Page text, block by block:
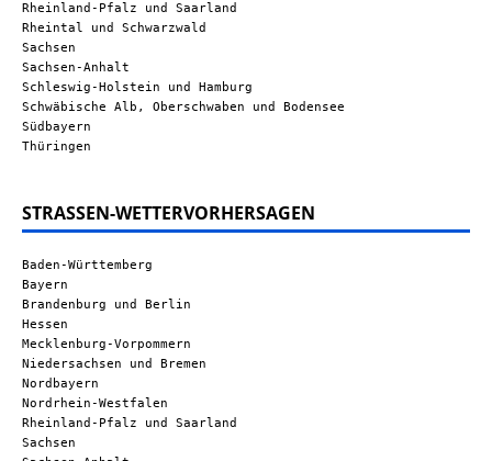
Rheinland-Pfalz und Saarland
Rheintal und Schwarzwald
Sachsen
Sachsen-Anhalt
Schleswig-Holstein und Hamburg
Schwäbische Alb, Oberschwaben und Bodensee
Südbayern
Thüringen
STRASSEN-WETTERVORHERSAGEN
Baden-Württemberg
Bayern
Brandenburg und Berlin
Hessen
Mecklenburg-Vorpommern
Niedersachsen und Bremen
Nordbayern
Nordrhein-Westfalen
Rheinland-Pfalz und Saarland
Sachsen